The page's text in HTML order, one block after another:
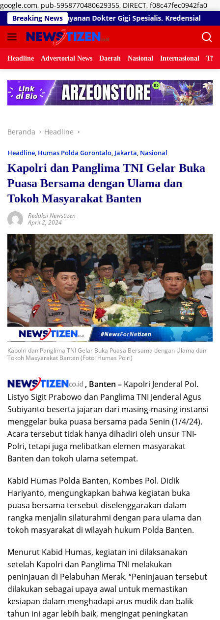
google.com, pub-5958770480629355, DIRECT, f08c47fec0942fa0
Breaking News
Gigi Spesialis, Kredensial Diduga Belum Kantongi
Headline Advertorial News Daerah Nasional Internasional
Beranda Headline
Headline, Humas Polda Gorontalo, Jakarta, Nasional
Kapolri dan Panglima TNI Gelar Buka
Puasa Bersama dengan Ulama dan
Tokoh Masyarakat Banten
Redaksi Newstizen
April 2, 2024
Kapolri dan Panglima TNI Gelar Buka Puasa Bersama dengan Ulama dan
Tokoh Masyarakat Banten (Foto: Humas Polri)
, Banten – Kapolri Jenderal Pol.
Listyo Sigit Prabowo dan Panglima TNI Jenderal Agus
Subiyanto beserta jajaran dari masing-masing instansi
menggelar buka puasa bersama pada Senin (1/4/24).
Acara tersebut tidak hanya dihadiri oleh unsur TNI-
Polri, tetapi juga melibatkan elemen masyarakat
Banten dan tokoh ulama setempat.
Kabid Humas Polda Banten, Kombes Pol. Didik
Hariyanto, mengungkapkan bahwa kegiatan buka
puasa bersama tersebut diselenggarakan dalam
rangka menjalin silaturahmi dengan para ulama dan
tokoh masyarakat di wilayah hukum Polda Banten.
Menurut Kabid Humas, kegiatan ini dilaksanakan
setelah Kapolri dan Panglima TNI melakukan
peninjauan di Pelabuhan Merak. “Peninjauan tersebut
dilakukan sebagai upaya awal untuk memastikan
kesiapan dalam menghadapi arus mudik dan balik
tahun ini agar lebih baik, mengingat peningkatan